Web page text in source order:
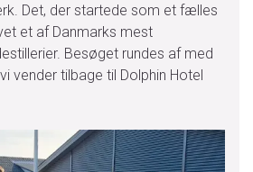
Det, der startede som et fælles
et af Danmarks mest
Besøget rundes af med
vender tilbage til Dolphin Hotel